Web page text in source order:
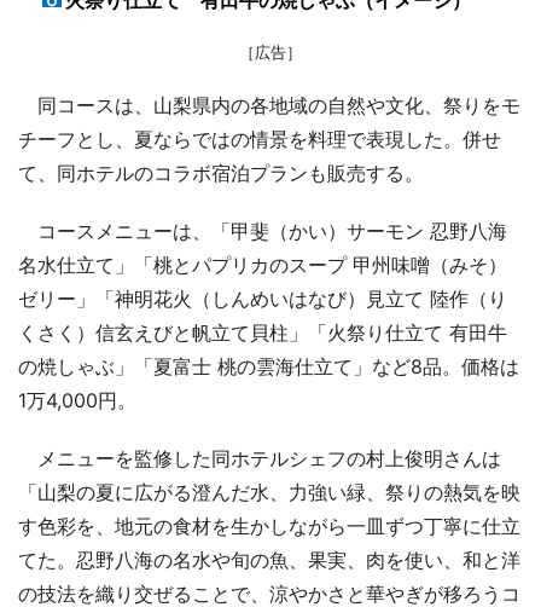
［広告］
同コースは、山梨県内の各地域の自然や文化、祭りをモ
チーフとし、夏ならではの情景を料理で表現した。併せ
て、同ホテルのコラボ宿泊プランも販売する。
コースメニューは、「甲斐（かい）サーモン 忍野八海
名水仕立て」「桃とパプリカのスープ 甲州味噌（みそ）
ゼリー」「神明花火（しんめいはなび）見立て 陸作（り
くさく）信玄えびと帆立て貝柱」「火祭り仕立て 有田牛
の焼しゃぶ」「夏富士 桃の雲海仕立て」など8品。価格は
1万4,000円。
メニューを監修した同ホテルシェフの村上俊明さんは
「山梨の夏に広がる澄んだ水、力強い緑、祭りの熱気を映
す色彩を、地元の食材を生かしながら一皿ずつ丁寧に仕立
てた。忍野八海の名水や旬の魚、果実、肉を使い、和と洋
の技法を織り交ぜることで、涼やかさと華やぎが移ろうコ